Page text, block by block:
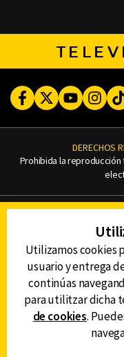
FacebookTwitterYoutube
DERECHOS
Prohibida la
Utilizamos cookies
usuario y entrega
continúas
para utilitzar dicha
de cookies.